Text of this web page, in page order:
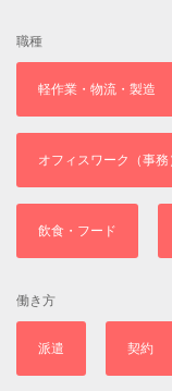
職種
軽作業・物流・製造
オフィスワーク（事務
飲食・フード
働き方
派遣 契約